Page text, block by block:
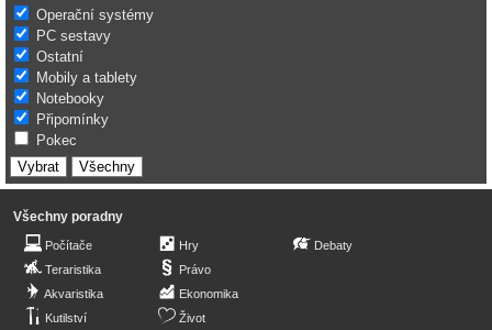
Operační systémy
PC sestavy
Ostatní
Mobily a tablety
Notebooky
Připomínky
Pokec
Všechny poradny
Počítače
Teraristika
Akvaristika
Kutilství
Hry
Právo
Ekonomika
Život
Debaty